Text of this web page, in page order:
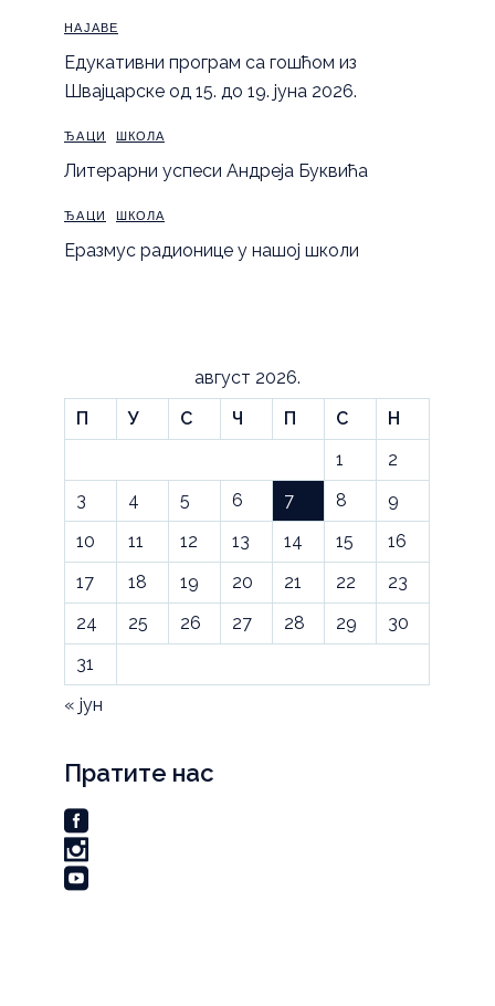
НАЈАВЕ
Eдукативни програм са гошћом из
Швајцарске од 15. до 19. јуна 2026.
ЂАЦИ ШКОЛА
Литерарни успеси Андреја Буквића
ЂАЦИ ШКОЛА
Еразмус радионице у нашој школи
август 2026.
П
У С Ч П С
Н
1
2
3
4 5 6 7 8
9
10
11 12 13 14 15
16
17
18 19 20 21 22
23
24
25 26 27 28 29
30
31
« јун
Пратите нас